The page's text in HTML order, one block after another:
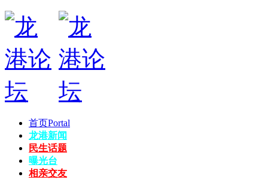
首页Portal
龙港新闻
民生话题
曝光台
相亲交友